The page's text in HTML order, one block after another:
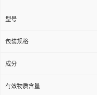
型号
包装规格
成分
有效物质含量